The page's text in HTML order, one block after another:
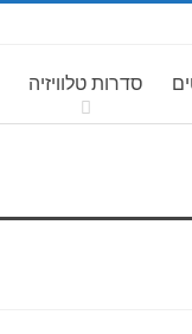
סדרות טלוויזיה